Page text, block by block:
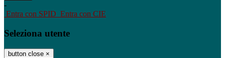
-
Entra con SPID Entra con CIE
Seleziona utente
button close ×